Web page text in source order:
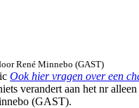
René Minnebo (GAST)
Ook hier vragen over een
verandert aan het nr
(GAST).